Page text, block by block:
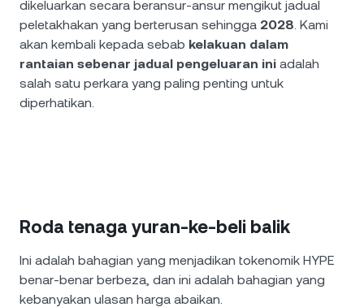
dikeluarkan secara beransur-ansur mengikut jadual
peletakhakan yang berterusan sehingga 2028. Kami
akan kembali kepada sebab kelakuan dalam
rantaian sebenar jadual pengeluaran ini adalah
salah satu perkara yang paling penting untuk
diperhatikan.
Roda tenaga yuran-ke-beli balik
Ini adalah bahagian yang menjadikan tokenomik HYPE
benar-benar berbeza, dan ini adalah bahagian yang
kebanyakan ulasan harga abaikan.